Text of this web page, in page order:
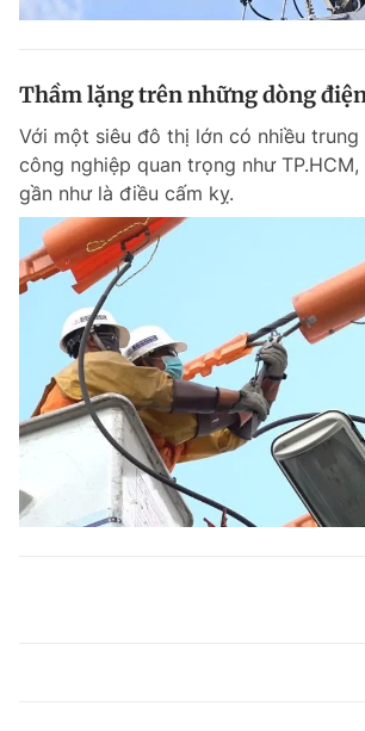
Thầm lặng trên những dòng
Với một siêu đô thị lớn có nhiều trung
công nghiệp quan trọng như
gần như là điều cấm kỵ.